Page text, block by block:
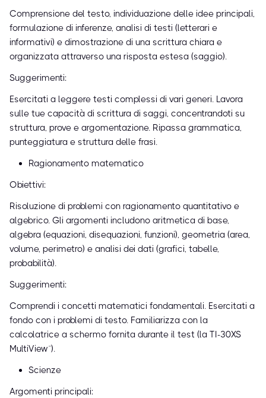
Comprensione del testo, individuazione delle idee principali,
formulazione di inferenze, analisi di testi (letterari e
informativi) e dimostrazione di una scrittura chiara e
organizzata attraverso una risposta estesa (saggio).
Suggerimenti:
Esercitati a leggere testi complessi di vari generi. Lavora
sulle tue capacità di scrittura di saggi, concentrandoti su
struttura, prove e argomentazione. Ripassa grammatica,
punteggiatura e struttura delle frasi.
Ragionamento matematico
Obiettivi:
Risoluzione di problemi con ragionamento quantitativo e
algebrico. Gli argomenti includono aritmetica di base,
algebra (equazioni, disequazioni, funzioni), geometria (area,
volume, perimetro) e analisi dei dati (grafici, tabelle,
probabilità).
Suggerimenti:
Comprendi i concetti matematici fondamentali. Esercitati a
fondo con i problemi di testo. Familiarizza con la
calcolatrice a schermo fornita durante il test (la TI-30XS
MultiView™).
Scienze
Argomenti principali: